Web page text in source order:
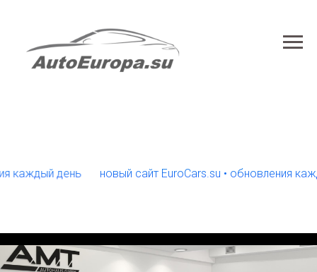
день новый сайт EuroCars.su • обновления каждый